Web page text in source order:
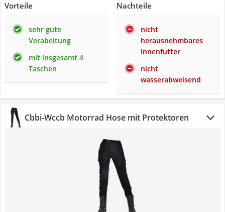
Vorteile
sehr gute
Verabeitung
mit insgesamt 4
Taschen
Nachteile
nicht
herausnehmbares
Innenfutter
nicht
wasserabweisend
Cbbi-Wccb Motorrad Hose mit Protektoren